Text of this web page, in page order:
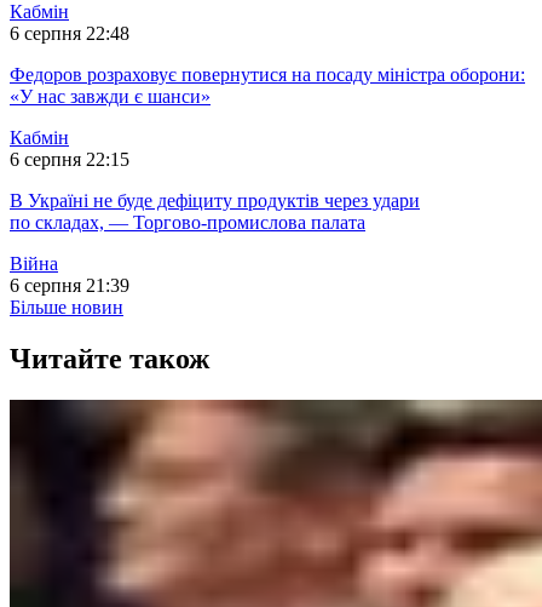
Кабмін
6 серпня 22:48
Федоров розраховує повернутися на посаду міністра оборони:
«У нас завжди є шанси»
Кабмін
6 серпня 22:15
В Україні не буде дефіциту продуктів через удари
по складах, — Торгово-промислова палата
Війна
6 серпня 21:39
Більше новин
Читайте також